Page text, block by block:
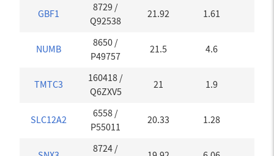
GBF1
8729 /
Q92538
21.92 1.61
NUMB
8650 /
P49757
21.5 4.6
TMTC3
160418 /
Q6ZXV5
21 1.9
SLC12A2
6558 /
P55011
20.33 1.28
8724 /